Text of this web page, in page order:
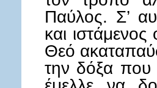
Παύλος. Σ’
και
Θεό
την δόξα που